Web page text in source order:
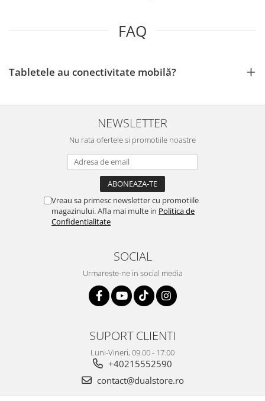
FAQ
Tabletele au conectivitate mobilă?
NEWSLETTER
Nu rata ofertele si promotiile noastre
Vreau sa primesc newsletter cu promotiile
magazinului. Afla mai multe in Politica de
Confidentialitate
SOCIAL
Urmareste-ne in social media
SUPORT CLIENTI
Luni-Vineri, 09.00 - 17.00
+40215552590
contact@dualstore.ro